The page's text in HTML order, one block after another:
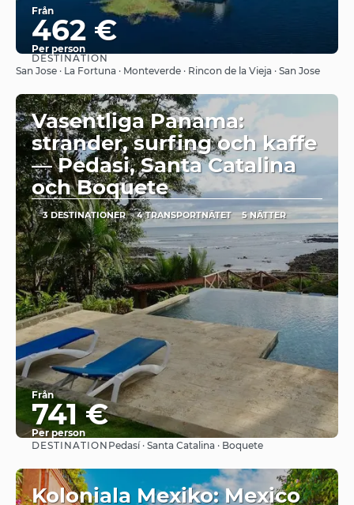
Från
462 €
Per person
Se
DESTINATION
San Jose · La Fortuna · Monteverde · Rincon de la Vieja · San Jose
Vasentliga Panama:
strander, surfing och kaffe
— Pedasi, Santa Catalina
och Boquete
3 DESTINATIONER 4 TRANSPORTNÄTET 5 NÄTTER
Från
741 €
Per person
Se
DESTINATION Pedasí · Santa Catalina · Boquete
Koloniala Mexiko: Mexico